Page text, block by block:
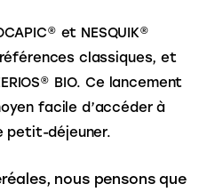
et NESQUIK®
classiques, et
BIO. Ce lancement
facile d’accéder à
petit-déjeuner.
nous pensons que